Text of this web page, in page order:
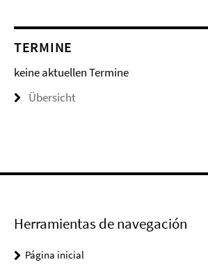
TERMINE
keine aktuellen Termine
Übersicht
Herramientas de navegación
Página inicial